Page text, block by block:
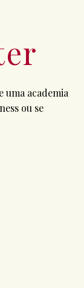
uma academia
ou se